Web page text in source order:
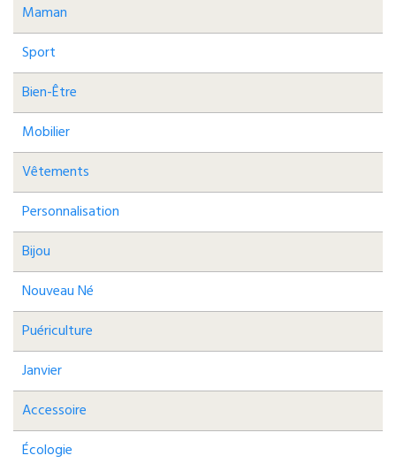
Maman
Sport
Bien-Être
Mobilier
Vêtements
Personnalisation
Bijou
Nouveau Né
Puériculture
Janvier
Accessoire
Écologie